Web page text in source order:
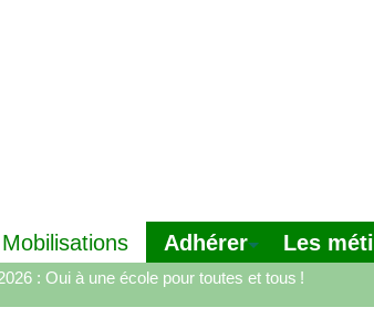
Mobilisations Adhérer Les
: Oui à une école pour toutes et tous !